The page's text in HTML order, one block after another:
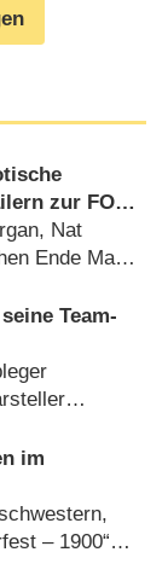
zur FOX-
Nat
Ende Mai
Team-
im
– 1900“